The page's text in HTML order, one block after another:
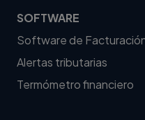
SOFTWARE
Software de
Alertas tributarias
Termómetro financiero